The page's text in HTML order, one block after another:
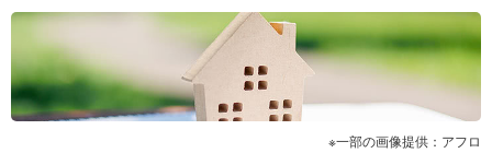
一部の画像提供：アフロ